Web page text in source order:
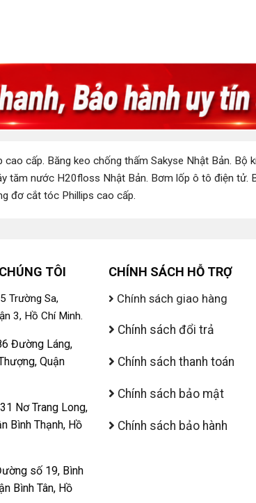
cao cấp. Băng keo chống thấm Sakyse Nhật Bản. Bộ
tăm nước H20floss Nhật Bản. Bơm lốp ô tô điện tử.
đơ cắt tóc Phillips cao cấp.
TÔI
Trường Sa,
3, Hồ Chí Minh.
Đường Láng,
Quận
Nơ Trang Long,
Bình Thạnh, Hồ
số 19, Bình
Bình Tân, Hồ
CHÍNH SÁCH HỖ TRỢ
Chính sách giao hàng
Chính sách đổi trả
Chính sách thanh toán
Chính sách bảo mật
Chính sách bảo hành